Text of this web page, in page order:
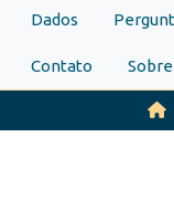
Dados
Contato